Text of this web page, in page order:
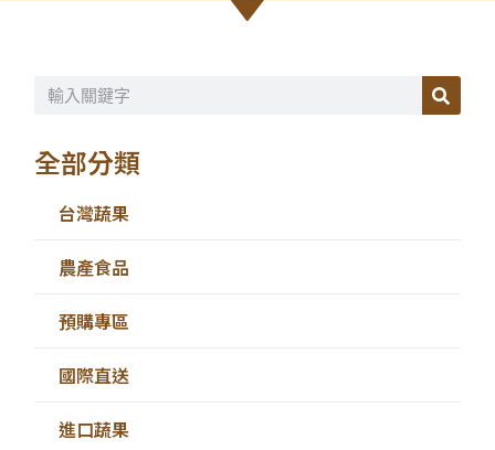
全部分類
台灣蔬果
農產食品
預購專區
國際直送
進口蔬果